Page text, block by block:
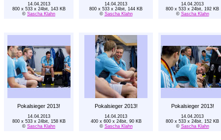
14.04.2013
800 x 533 x 24bit, 143 KB
© Sascha Klahn
14.04.2013
800 x 533 x 24bit, 144 KB
© Sascha Klahn
14.04.2013
800 x 533 x 24bit, 192 KB
© Sascha Klahn
Pokalsieger 2013! Pokalsieger 2013! Pokalsieger 2013!
14.04.2013
800 x 533 x 24bit, 158 KB
© Sascha Klahn
14.04.2013
400 x 600 x 24bit, 90 KB
© Sascha Klahn
14.04.2013
800 x 533 x 24bit, 152 KB
© Sascha Klahn